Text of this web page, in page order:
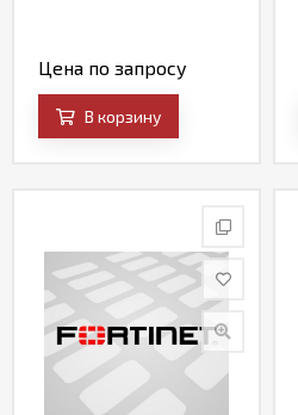
Цена по запросу
В корзину